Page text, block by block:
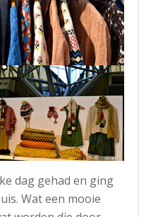
dag gehad en ging
Wat een mooie